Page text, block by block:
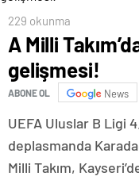
229 okunma
A Milli
gelişmesi!
ABONE OL News
UEFA Uluslar B Ligi
deplasmanda
Milli Takım,